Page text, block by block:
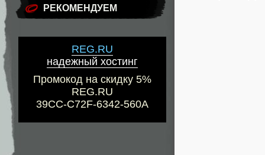
РЕКОМЕНДУЕМ
REG.RU
надежный хостинг
Промокод на скидку 5%
REG.RU
39CC-C72F-6342-560A